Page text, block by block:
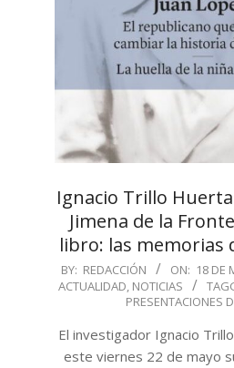
Ignacio Trillo
Jimena de la
libro: las memorias
2026-
05-
BY: REDACCIÓN ON: 18 DE
ACTUALIDAD, NOTICIAS
PRESENTACIONES
El investigador Ignacio
este viernes 22 de mayo